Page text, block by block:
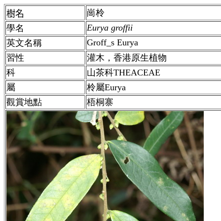
樹名
崗柃
學名
Eurya groffii
英文名稱
Groff_s Eurya
習性
灌木，香港原生植物
科
山茶科THEACEAE
屬
柃屬Eurya
觀賞地點
梧桐寨